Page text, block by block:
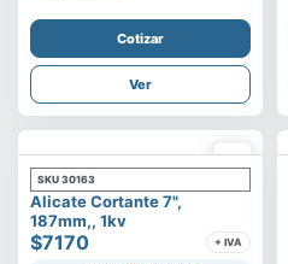
Cotizar
Ver
SKU 30163
Alicate Cortante 7",
187mm,, 1kv
$7170 + IVA